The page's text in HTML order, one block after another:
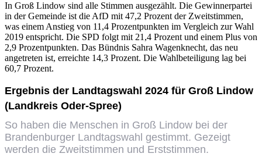
In Groß Lindow sind alle Stimmen ausgezählt. Die Gewinnerpartei
in der Gemeinde ist die AfD mit 47,2 Prozent der Zweitstimmen,
was einem Anstieg von 11,4 Prozentpunkten im Vergleich zur Wahl
2019 entspricht. Die SPD folgt mit 21,4 Prozent und einem Plus von
2,9 Prozentpunkten. Das Bündnis Sahra Wagenknecht, das neu
angetreten ist, erreichte 14,3 Prozent. Die Wahlbeteiligung lag bei
60,7 Prozent.
Ergebnis der Landtagswahl 2024 für Groß Lindow
(Landkreis Oder-Spree)
So haben die Menschen in Groß Lindow bei der
Brandenburger Landtagswahl gestimmt. Gezeigt
werden die Zweitstimmen und Erststimmen.